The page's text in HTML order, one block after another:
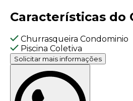
Características do
Churrasqueira Condominio
Piscina Coletiva
Solicitar mais informações